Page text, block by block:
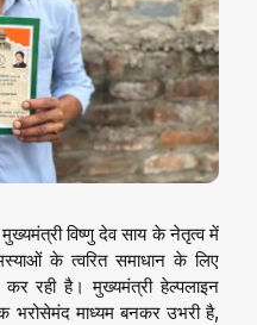
विष्णु देव साय के नेतृत्व में
के त्वरित समाधान के लिए
कर रही है। मुख्यमंत्री हेल्पलाइन
भरोसेमंद माध्यम बनकर उभरी है,